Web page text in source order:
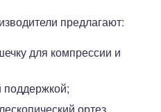
предлагают:
для компрессии и
поддержкой;
ортез,